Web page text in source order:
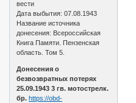
вести
Дата выбытия: 07.08.1943
Название источника
донесения: Всероссийская
Книга Памяти. Пензенская
область. Том 5.
Донесения о
безвозвратных потерях
25.09.1943 3 гв. мотострелк.
бр.https://obd-